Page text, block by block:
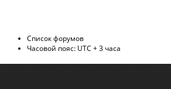
Список форумов
Часовой пояс: UTC + 3 часа